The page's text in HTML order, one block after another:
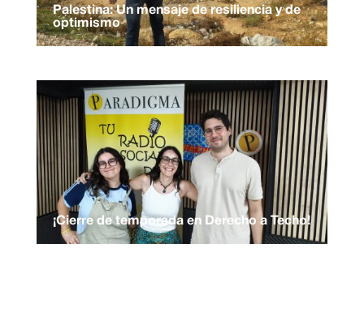
Palestina: Un mensaje de resiliencia y de
optimismo
¡Cierre de temporada en Derecho a Techo!